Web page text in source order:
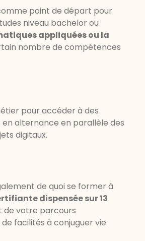
point de départ pour
niveau bachelor ou
appliquées ou la
nombre de compétences
pour accéder à des
alternance en parallèle des
digitaux.
de quoi se former à
dispensée sur 13
de votre parcours
facilités à conjuguer vie